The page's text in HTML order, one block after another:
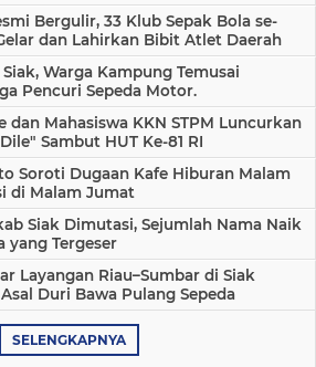
Bergulir, 33 Klub Sepak Bola se-
dan Lahirkan Bibit Atlet Daerah
Warga Kampung Temusai
Pencuri Sepeda Motor.
dan Mahasiswa KKN STPM Luncurkan
Sambut HUT Ke-81 RI
Soroti Dugaan Kafe Hiburan Malam
di Malam Jumat
Siak Dimutasi, Sejumlah Nama Naik
yang Tergeser
Layangan Riau–Sumbar di Siak
Duri Bawa Pulang Sepeda
SELENGKAPNYA